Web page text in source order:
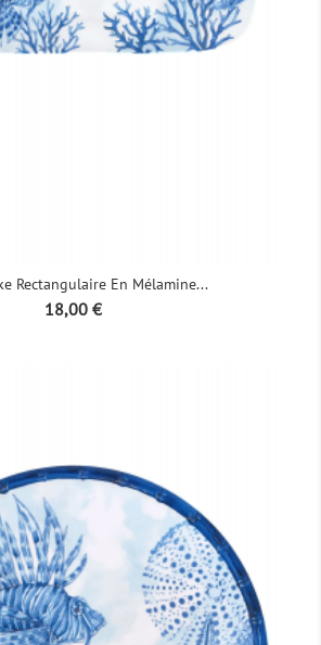
Rectangulaire En Mélamine...
Prix
18,00 €